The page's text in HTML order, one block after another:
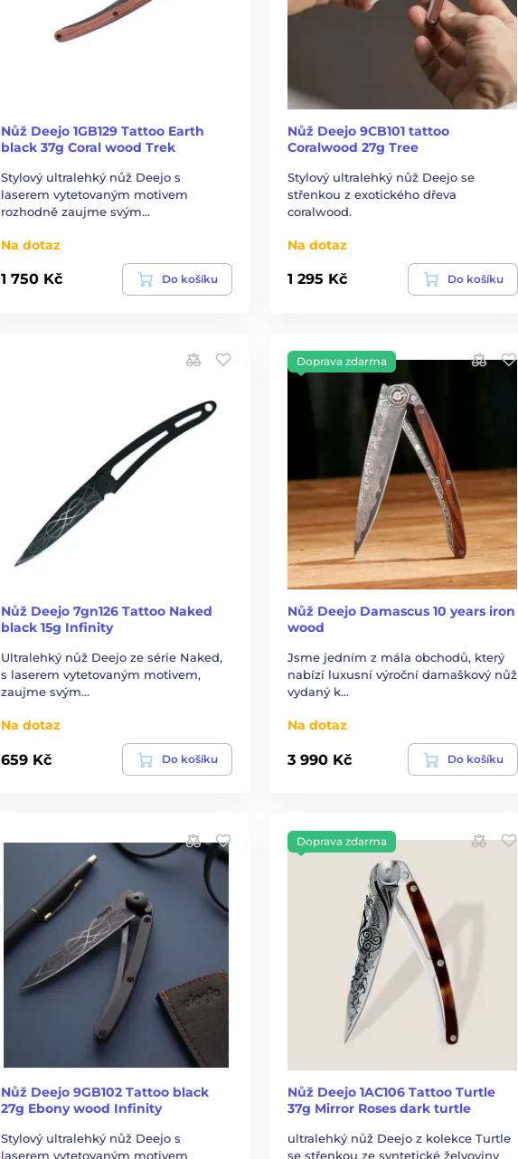
Nůž Deejo 1GB129 Tattoo Earth
black 37g Coral wood Trek
Stylový ultralehký nůž Deejo s
laserem vytetovaným motivem
rozhodně zaujme svým…
Na dotaz
1 750 Kč Do košíku
Nůž Deejo 9CB101 tattoo
Coralwood 27g Tree
Stylový ultralehký nůž Deejo se
střenkou z exotického dřeva
coralwood.
Na dotaz
1 295 Kč Do košíku
Nůž Deejo 7gn126 Tattoo Naked
black 15g Infinity
Ultralehký nůž Deejo ze série Naked,
s laserem vytetovaným motivem,
zaujme svým…
Na dotaz
659 Kč Do košíku
Doprava zdarma
Nůž Deejo Damascus 10 years iron
wood
Jsme jedním z mála obchodů, který
nabízí luxusní výroční damaškový nůž
vydaný k…
Na dotaz
3 990 Kč Do košíku
Nůž Deejo 9GB102 Tattoo black
27g Ebony wood Infinity
Stylový ultralehký nůž Deejo s
laserem vytetovaným motivem
Doprava zdarma
Nůž Deejo 1AC106 Tattoo Turtle
37g Mirror Roses dark turtle
ultralehký nůž Deejo z kolekce Turtle
se střenkou ze syntetické želvoviny